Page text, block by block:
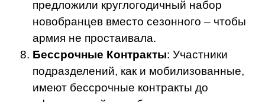
предложили круглогодичный набор
новобранцев вместо сезонного – чтобы
армия не простаивала.
Бессрочные Контракты: Участники
подразделений, как и мобилизованные,
имеют бессрочные контракты до